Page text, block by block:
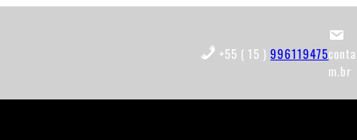
+55 ( 15 )996119475
m.br